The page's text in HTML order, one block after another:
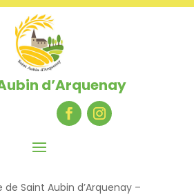
d’Arquenay
de Saint Aubin d’Arquenay –